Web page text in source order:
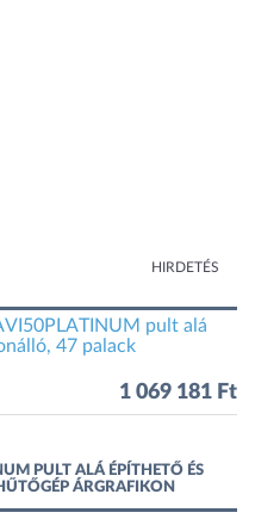
HIRDETÉS
pult alá
47 palack
1 069 181 Ft
PULT ALÁ ÉPÍTHETŐ ÉS
ÁRGRAFIKON